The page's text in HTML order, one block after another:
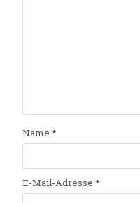
Name *
E-Mail-Adresse *